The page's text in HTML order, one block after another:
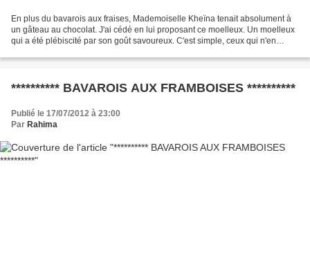
En plus du bavarois aux fraises, Mademoiselle Kheïna tenait absolument à
un gâteau au chocolat. J'ai cédé en lui proposant ce moelleux. Un moelleux
qui a été plébiscité par son goût savoureux. C'est simple, ceux qui n'en
********** BAVAROIS AUX FRAMBOISES **********
Publié le 17/07/2012 à 23:00
Par Rahima